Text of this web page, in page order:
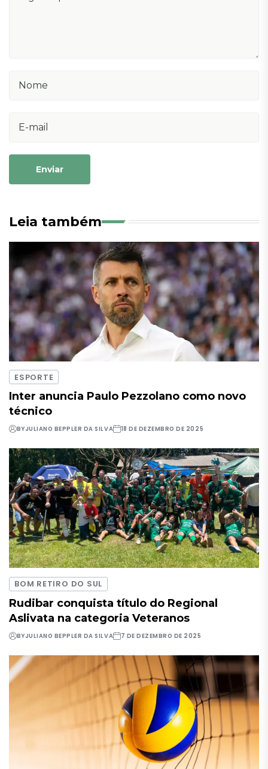
Enviar
Leia também
ESPORTE
Inter anuncia Paulo Pezzolano como novo
técnico
BYJULIANO BEPPLER DA SILVA 18 DE DEZEMBRO DE 2025
BOM RETIRO DO SUL
Rudibar conquista título do Regional
Aslivata na categoria Veteranos
BYJULIANO BEPPLER DA SILVA 7 DE DEZEMBRO DE 2025